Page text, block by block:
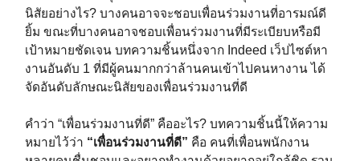
นิสัยอย่างไร? บางคนอาจจะชอบเพื่อนร่วมงานที่อารมณ์ดี
ยิ้ม ขณะที่บางคนอาจชอบเพื่อนร่วมงานที่มีระเบียบหรือมี
เป้าหมายชัดเจน บทความชิ้นหนึ่งจาก Indeed เว็ปไซต์หา
งานอันดับ 1 ที่มีผู้คนมากกว่าล้านคนเข้าไปคนหางาน ได้
จัดอันดับลักษณะนิสัยของเพื่อนร่วมงานที่ดี
คำว่า “เพื่อนร่วมงานที่ดี” คืออะไร? บทความชิ้นนี้ให้ความ
หมายไว้ว่า “เพื่อนร่วมงานที่ดี” คือ คนที่เพื่อนพนักงาน